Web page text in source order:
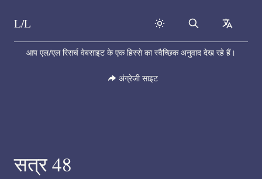
Skip to content
L/L Search
आप एल/एल रिसर्च वेबसाइट के एक हिस्से का स्वैच्छिक अनुवाद देख रहे हैं।
अंग्रेजी साइट
सत्र 48